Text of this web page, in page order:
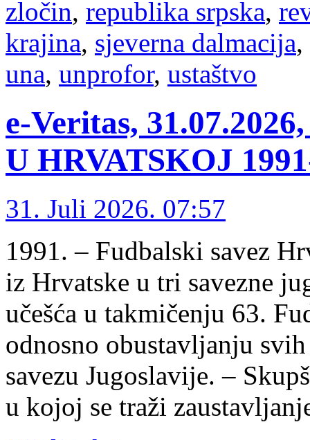
zločin, republika srpska,
krajina, sjeverna dalmacija,
una, unprofor, ustaštvo
e-Veritas,
U HRVATSKOJ
31. Juli 2026. 07:57
1991. – Fudbalski savez
iz Hrvatske u tri savezne
učešća u takmičenju 63.
odnosno obustavljanju
savezu Jugoslavije. –
u kojoj se traži